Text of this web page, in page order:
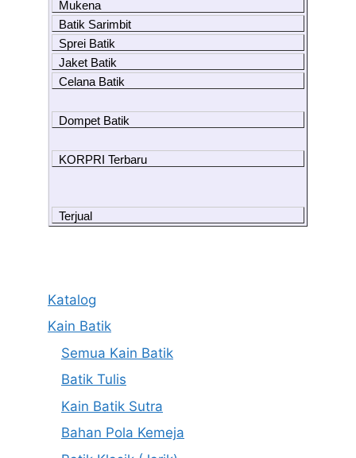
Mukena
Batik Sarimbit
Sprei Batik
Jaket Batik
Celana Batik
Dompet Batik
KORPRI Terbaru
Terjual
Katalog
Kain Batik
Semua Kain Batik
Batik Tulis
Kain Batik Sutra
Bahan Pola Kemeja